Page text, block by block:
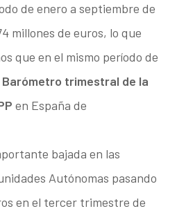
de enero a septiembre de
millones de euros, lo que
que en el mismo período de
Barómetro trimestral de la
en España de
bajada en las
Autónomas pasando
en el tercer trimestre de